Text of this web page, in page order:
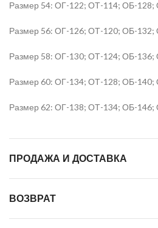
Размер 54: ОГ-122; ОТ-114; ОБ-
Размер 56: ОГ-126; ОТ-120; ОБ-
Размер 58: ОГ-130; ОТ-124; ОБ-
Размер 60: ОГ-134; ОТ-128; ОБ-
Размер 62: ОГ-138; ОТ-134; ОБ-
ПРОДАЖА И ДОСТАВКА
ВОЗВРАТ